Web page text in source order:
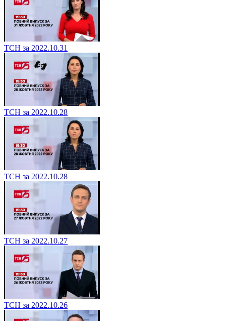
ТСН за 2022.10.31
ТСН за 2022.10.28
ТСН за 2022.10.28
ТСН за 2022.10.27
ТСН за 2022.10.26